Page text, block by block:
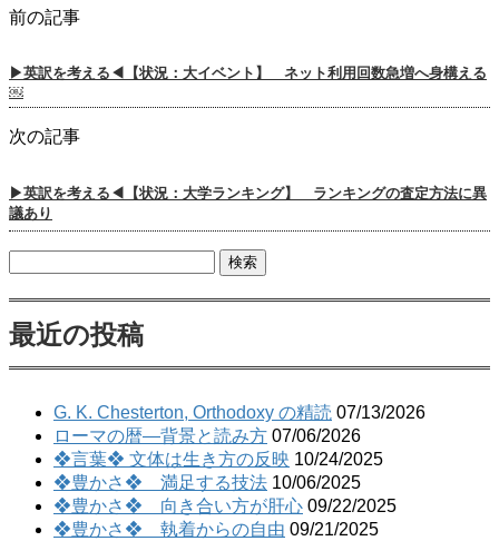
前の記事
▶英訳を考える◀【状況：大イベント】 ネット利用回数急増へ身構える
￼
次の記事
▶英訳を考える◀【状況：大学ランキング】 ランキングの査定方法に異
議あり
最近の投稿
G. K. Chesterton, Orthodoxy の精読 07/13/2026
ローマの暦―背景と読み方 07/06/2026
❖言葉❖ 文体は生き方の反映 10/24/2025
❖豊かさ❖ 満足する技法 10/06/2025
❖豊かさ❖ 向き合い方が肝心 09/22/2025
❖豊かさ❖ 執着からの自由 09/21/2025